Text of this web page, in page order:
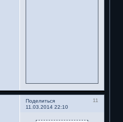
Поделиться
11
11.03.2014 22:10